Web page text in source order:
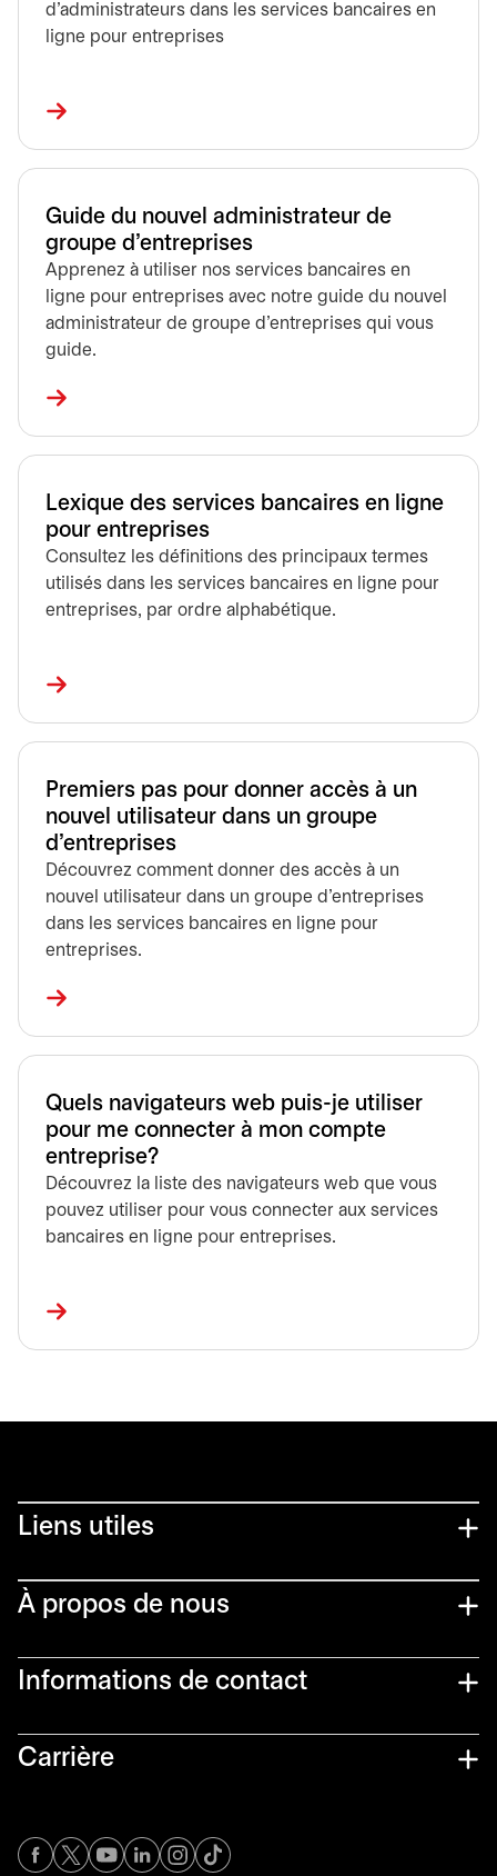
d’administrateurs dans les services bancaires en
ligne pour entreprises
Guide du nouvel administrateur de
groupe d’entreprises
Apprenez à utiliser nos services bancaires en
ligne pour entreprises avec notre guide du nouvel
administrateur de groupe d’entreprises qui vous
guide.
Lexique des services bancaires en ligne
pour entreprises
Consultez les définitions des principaux termes
utilisés dans les services bancaires en ligne pour
entreprises, par ordre alphabétique.
Premiers pas pour donner accès à un
nouvel utilisateur dans un groupe
d’entreprises
Découvrez comment donner des accès à un
nouvel utilisateur dans un groupe d’entreprises
dans les services bancaires en ligne pour
entreprises.
Quels navigateurs web puis-je utiliser
pour me connecter à mon compte
entreprise?
Découvrez la liste des navigateurs web que vous
pouvez utiliser pour vous connecter aux services
bancaires en ligne pour entreprises.
Liens utiles​
À propos de nous
Informations de contact​
Carrière
s’ouvre dans un nouvel onglet
s’ouvre dans un nouvel onglet
s’ouvre dans un nouvel onglet
s’ouvre dans un nouvel onglet
s’ouvre dans un nouvel onglet